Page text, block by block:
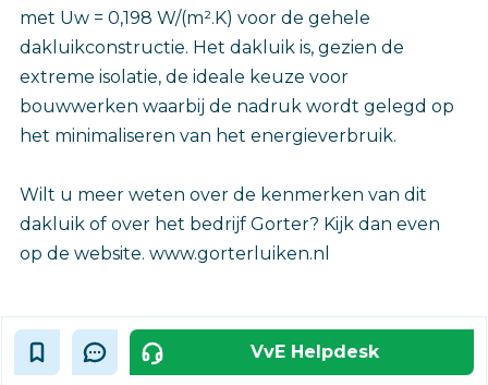
met Uw = 0,198 W/(m².K) voor de gehele
dakluikconstructie. Het dakluik is, gezien de
extreme isolatie, de ideale keuze voor
bouwwerken waarbij de nadruk wordt gelegd op
het minimaliseren van het energieverbruik.
Wilt u meer weten over de kenmerken van dit
dakluik of over het bedrijf Gorter? Kijk dan even
op de website. www.gorterluiken.nl
VvE Helpdesk